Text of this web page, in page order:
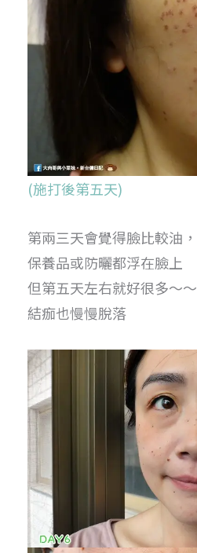
(施打後第五天)
第兩三天會覺得臉比較油，
保養品或防曬都浮在臉上
但第五天左右就好很多～～
結痂也慢慢脫落